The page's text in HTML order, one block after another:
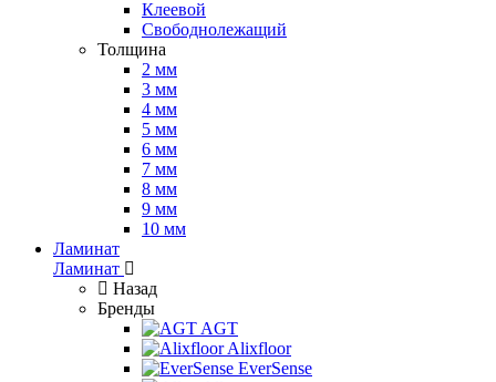
Клеевой
Свободнолежащий
Толщина
2 мм
3 мм
4 мм
5 мм
6 мм
7 мм
8 мм
9 мм
10 мм
Ламинат
Ламинат
Назад
Бренды
AGT
Alixfloor
EverSense